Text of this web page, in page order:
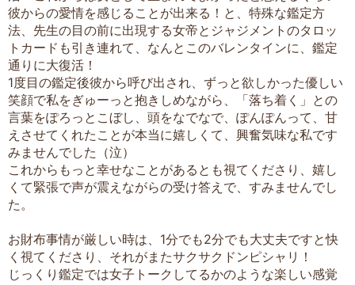
彼からの愛情を感じることが出来る！と、特殊な鑑定方
法、先生の目の前に出現する女帝とジャジメントのタロッ
トカードも引き連れて、なんとこのバレンタインに、鑑定
通りに大復活！
1度目の鑑定後彼から呼び出され、ずっと欲しかった優しい
笑顔で私をぎゅーっと抱きしめながら、「落ち着く」との
言葉をぽろっとこぼし、頭をなでなで、ぽんぽんって、甘
えさせてくれたことが本当に嬉しくて、興奮気味な私です
みませんでした（泣）
これからもっと幸せなことがあるとも視てくださり、嬉し
くて緊張で声が震えながらの受け答えで、すみませんでし
た。
お財布事情が厳しい時は、1分でも2分でも大丈夫ですと快
く視てくださり、それがまたサクサクドンピシャリ！
じっくり鑑定では女子トークしてるかのような楽しい感覚